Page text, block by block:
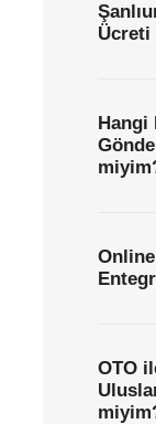
Ücreti
Hangi
Online
OTO